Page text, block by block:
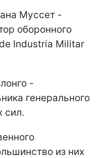
Муссет -
оборонного
Industria Militar
-
генерального
сил.
из них